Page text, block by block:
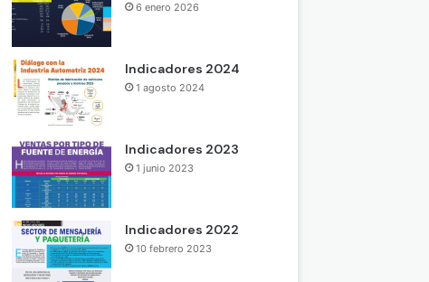
6 enero 2026
Indicadores 2024
1 agosto 2024
Indicadores 2023
1 junio 2023
Indicadores 2022
10 febrero 2023